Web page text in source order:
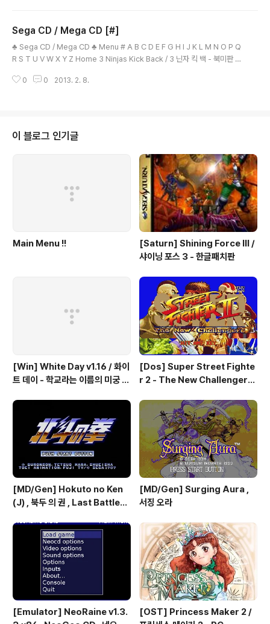
man and Robin / 어드벤쳐스 오브 배트맨 앤 로빈 - 북미판 Adventures o
f Batman and Robin ..
Sega CD / Mega CD [#]
♣ Sega CD / Mega CD ♣ Menu # A B C D E F G H I J K L M N O P Q
R S T U V W X Y Z Home 3 Ninjas Kick Back / 3 닌자 킥 백 - 북미판 3
# A B C D E F G H I J K L M N O P Q R S T U V W X Y Z Home 본 게임
0 0 2013. 2. 8.
이 블로그 인기글
Main Menu !!
[Saturn] Shining Force III /
샤이닝 포스 3 - 한글패치판
[Win] White Day v1.16 / 화이
트 데이 - 학교라는 이름의 미궁 -
[Dos] Super Street Fighte
r 2 - The New Challengers
파이터 2 - 더 뉴 챌린져 & 하이퍼
파이팅 / 대전 액션 - 국산소프트
[MD/Gen] Hokuto no Ken
(J) , 북두 의 권 , Last Battle
[MD/Gen] Surging Aura ,
서징 오라
[Emulator] NeoRaine v1.3.
[OST] Princess Maker 2 /